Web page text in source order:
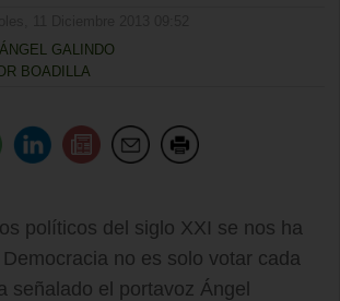
ÁNGEL GALINDO
BOADILLA
políticos del siglo XXI se nos ha
no es solo votar cada
señalado el portavoz Ángel